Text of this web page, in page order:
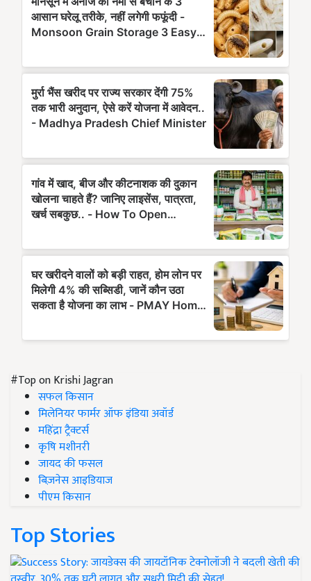
#Top on Krishi Jagran
सफल किसान
मिलेनियर फार्मर ऑफ इंडिया अवॉर्ड
महिंद्रा ट्रैक्टर्स
कृषि मशीनरी
जायद की फसल
बिज़नेस आइडियाज
पीएम किसान
Top Stories